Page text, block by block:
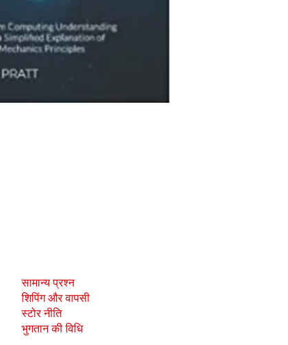
सामान्य प्रश्न
शिपिंग और वापसी
स्टोर नीति
भुगतान की विधि